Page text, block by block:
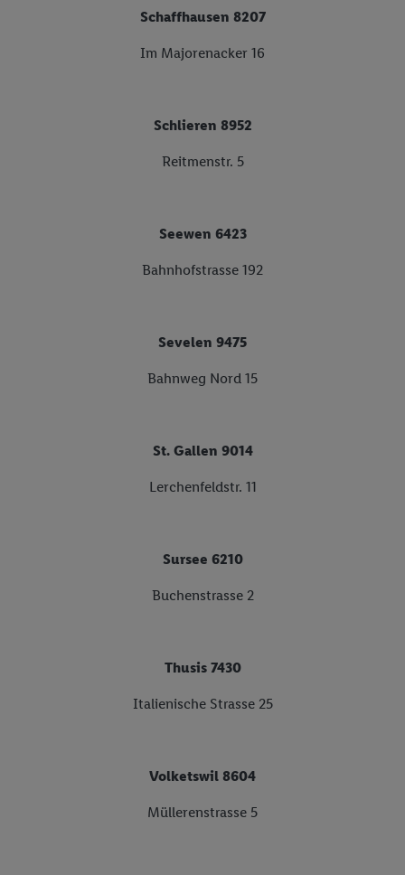
Schaffhausen 8207
Im Majorenacker 16
Schlieren 8952
Reitmenstr. 5
Seewen 6423
Bahnhofstrasse 192
Sevelen 9475
Bahnweg Nord 15
St. Gallen 9014
Lerchenfeldstr. 11
Sursee 6210
Buchenstrasse 2
Thusis 7430
Italienische Strasse 25
Volketswil 8604
Müllerenstrasse 5